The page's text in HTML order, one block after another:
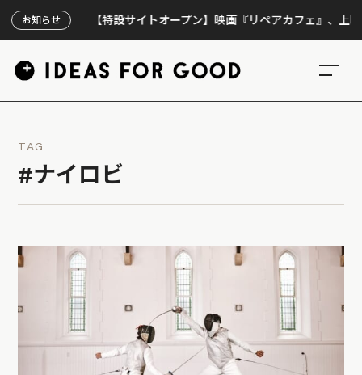
お知らせ【特設サイトオープン】映画『リペアカフェ』、上映300回
TAG
#ナイロビ